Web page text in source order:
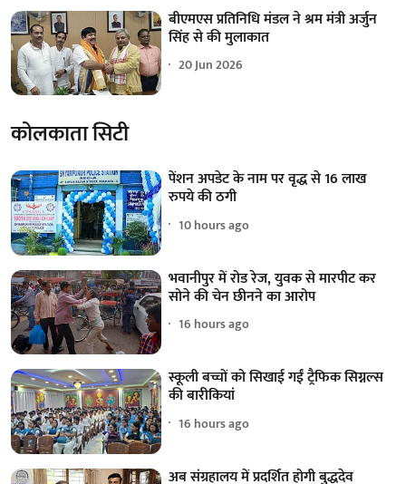
बीएमएस प्रतिनिधि मंडल ने श्रम मंत्री अर्जुन
सिंह से की मुलाकात
20 Jun 2026
कोलकाता सिटी
पेंशन अपडेट के नाम पर वृद्ध से 16 लाख
रुपये की ठगी
10 hours ago
भवानीपुर में रोड रेज, युवक से मारपीट कर
सोने की चेन छीनने का आरोप
16 hours ago
स्कूली बच्चों को सिखाई गईं ट्रैफिक सिग्नल्स
की बारीकियां
16 hours ago
अब संग्रहालय में प्रदर्शित होगी बुद्धदेव